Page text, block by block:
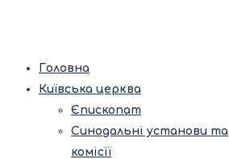
Головна
Київська церква
Єпископат
Синодальні установи та
комісії